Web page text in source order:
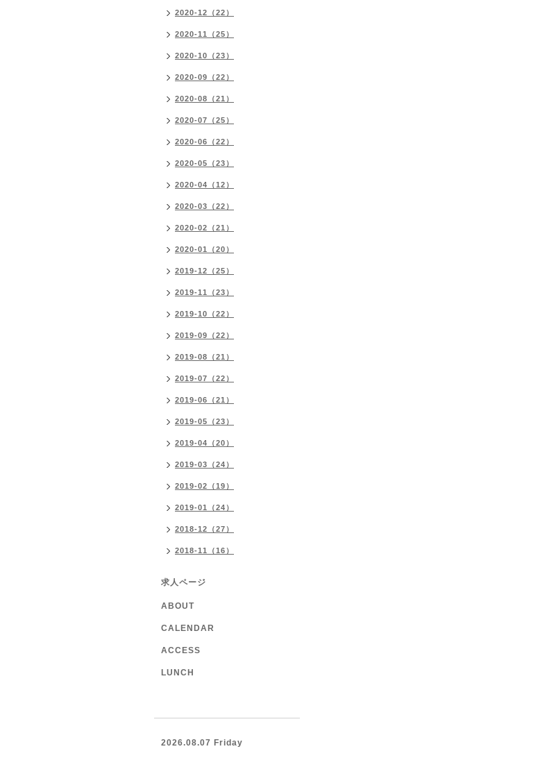
2020-12（22）
2020-11（25）
2020-10（23）
2020-09（22）
2020-08（21）
2020-07（25）
2020-06（22）
2020-05（23）
2020-04（12）
2020-03（22）
2020-02（21）
2020-01（20）
2019-12（25）
2019-11（23）
2019-10（22）
2019-09（22）
2019-08（21）
2019-07（22）
2019-06（21）
2019-05（23）
2019-04（20）
2019-03（24）
2019-02（19）
2019-01（24）
2018-12（27）
2018-11（16）
求人ページ
ABOUT
CALENDAR
ACCESS
LUNCH
2026.08.07 Friday